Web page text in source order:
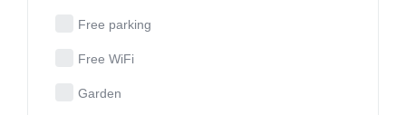
Free parking
Free WiFi
Garden